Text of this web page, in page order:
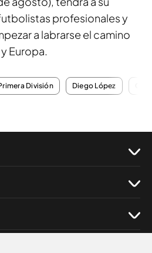
profesionales y
a labrarse el camino
Europa.
División Diego López